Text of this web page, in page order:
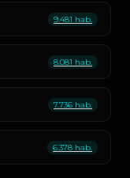
9.481 hab.
8.081 hab.
7.736 hab.
6.378 hab.